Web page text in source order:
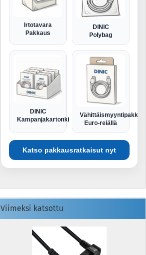
Irtotavara
Pakkaus
DINIC
Polybag
DINIC
Kampanjakartonki
Vähittäismyyntipakkaus
Euro-reiällä
Katso pakkausratkaisut nyt
Viimeksi katsottu